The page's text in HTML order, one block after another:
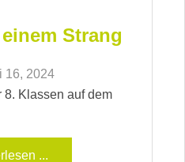
Strang
16, 2024
8. Klassen auf dem
...